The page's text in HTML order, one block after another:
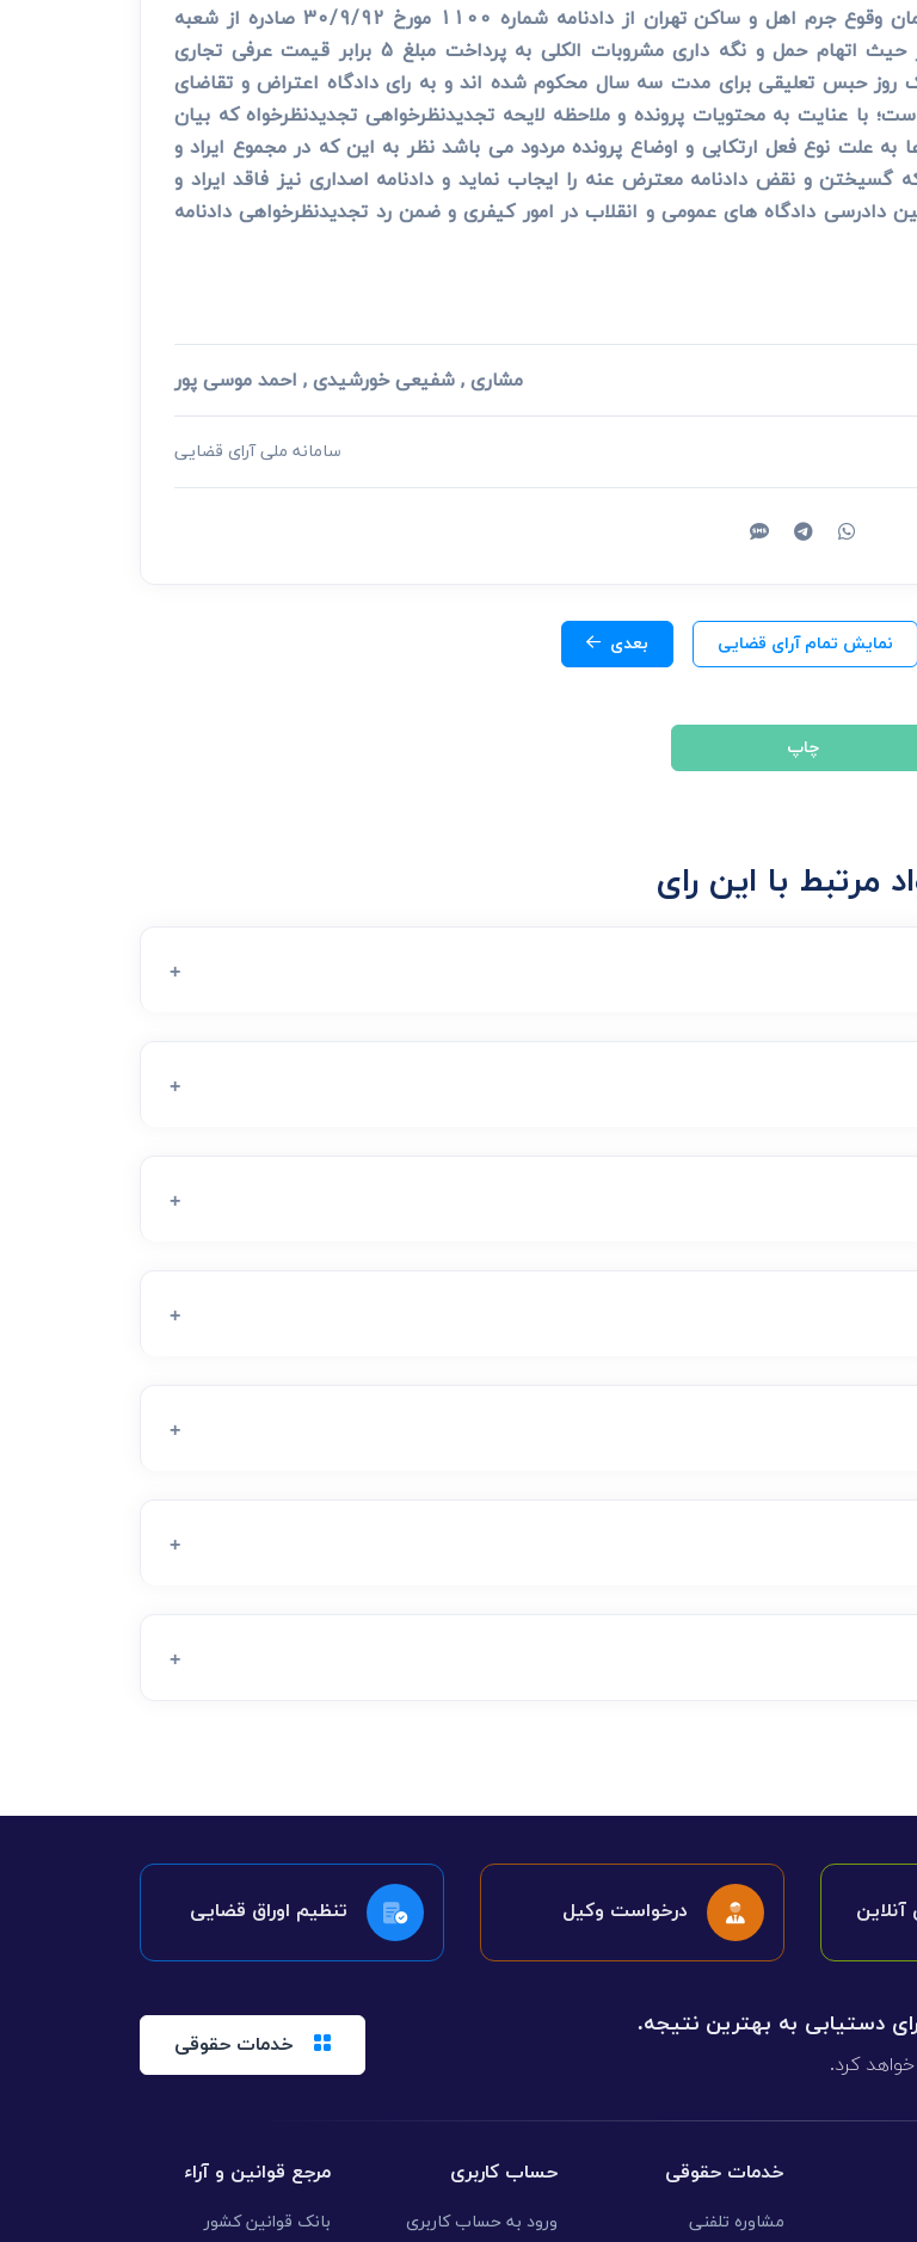
در خصوص تجدیدنظرخواهی اقای الف.ز. فرزند م. 23 ساله در زمان وقوع جرم اهل و ساکن تهران از دادنامه شماره 1100 مورخ 30/9/92 صادره از شعبه
محترم 1090 دادگاه عمومی جزایی تهران که تجدیدنظرخواه از حیث اتهام حمل و نگه داری مشروبات الکلی به پرداخت مبلغ 5 برابر قیمت عرفی تجاری
ضربه شلاق و سه ماه و یک روز حبس تعلیقی برای مدت سه سال محکوم شده اند و به رای دادگاه اعتراض و تقاضای
با عنایت به محتویات پرونده و ملاحظه لایحه تجدیدنظرخواهی تجدیدنظرخواه که بیان
علت نوع فعل ارتکابی و اوضاع پرونده مردود می باشد نظر به این که در مجموع ایراد و
گسیختن و نقض دادنامه معترض عنه را ایجاب نماید و دادنامه اصداری نیز فاقد ایراد و
است به استناد بند الف ماده 257 قانون آیین دادرسی دادگاه های عمومی و انقلاب در امور کیفری و ضمن رد تجدیدنظرخواهی دادنامه
مشاری , شفیعی خورشیدی , احمد موسی پور
سامانه ملی آرای قضایی
بعدی نمایش تمام آرای قضایی
چاپ
مرتبط با این رای
درخواست وکیل تنظیم اوراق قضایی
دستیابی به بهترین نتیجه.
کرد.
خدمات حقوقی
خدمات حقوقی
مشاوره تلفنی
حساب کاربری
ورود به حساب کاربری
مرجع قوانین و آراء
بانک قوانین کشور